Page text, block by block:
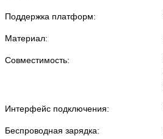
Поддержка платформ:
Материал:
Совместимость:
Интерфейс подключения:
Беспроводная зарядка: